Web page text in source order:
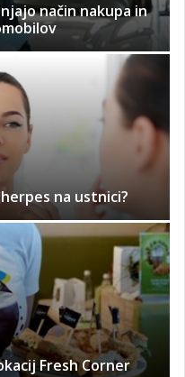
način nakupa in
na ustnici?
Fresh Corner